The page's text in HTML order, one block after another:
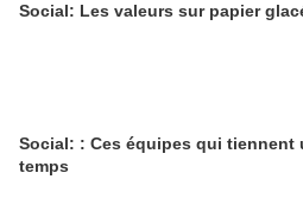
Social: Les valeurs sur papier
Social: : Ces équipes qui tiennent
temps